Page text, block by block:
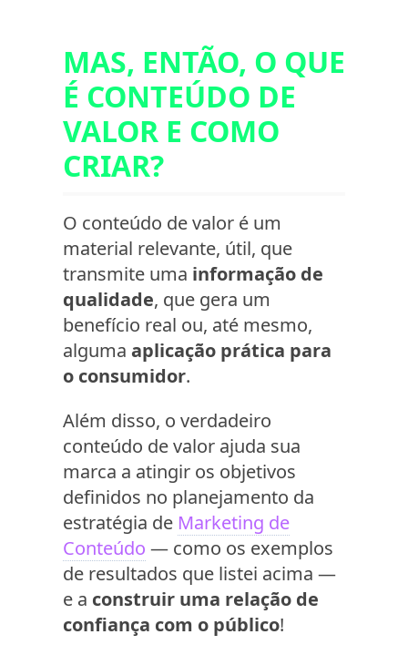
MAS, ENTÃO, O QUE
É CONTEÚDO DE
VALOR E COMO
CRIAR?
O conteúdo de valor é um
material relevante, útil, que
transmite uma informação de
qualidade, que gera um
benefício real ou, até mesmo,
alguma aplicação prática para
o consumidor.
Além disso, o verdadeiro
conteúdo de valor ajuda sua
marca a atingir os objetivos
definidos no planejamento da
estratégia de Marketing de
Conteúdo — como os exemplos
de resultados que listei acima —
e a construir uma relação de
confiança com o público!